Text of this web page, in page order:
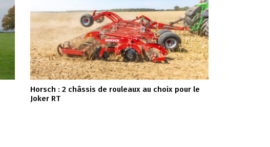
Horsch : 2 châssis de rouleaux au choix pour le
Joker RT